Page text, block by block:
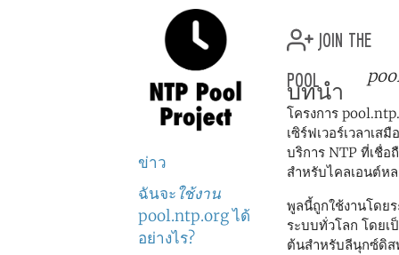
ข่าว
ฉันจะใช้งาน
pool.ntp.org ได้
อย่างไร?
join the
pool
บทนำ
โครงการ
เซิร์ฟเวอร์เวลาเ
บริการ NTP ที่เชื่อ
สำหรับไคลเอนต์ห
พูลนี้ถูกใช้งานโดย
ระบบทั่วโลก โดยเ
ต้นสำหรับลีนุกซ์ดิ